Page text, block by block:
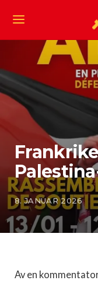
8. JANUAR 2026
Av en